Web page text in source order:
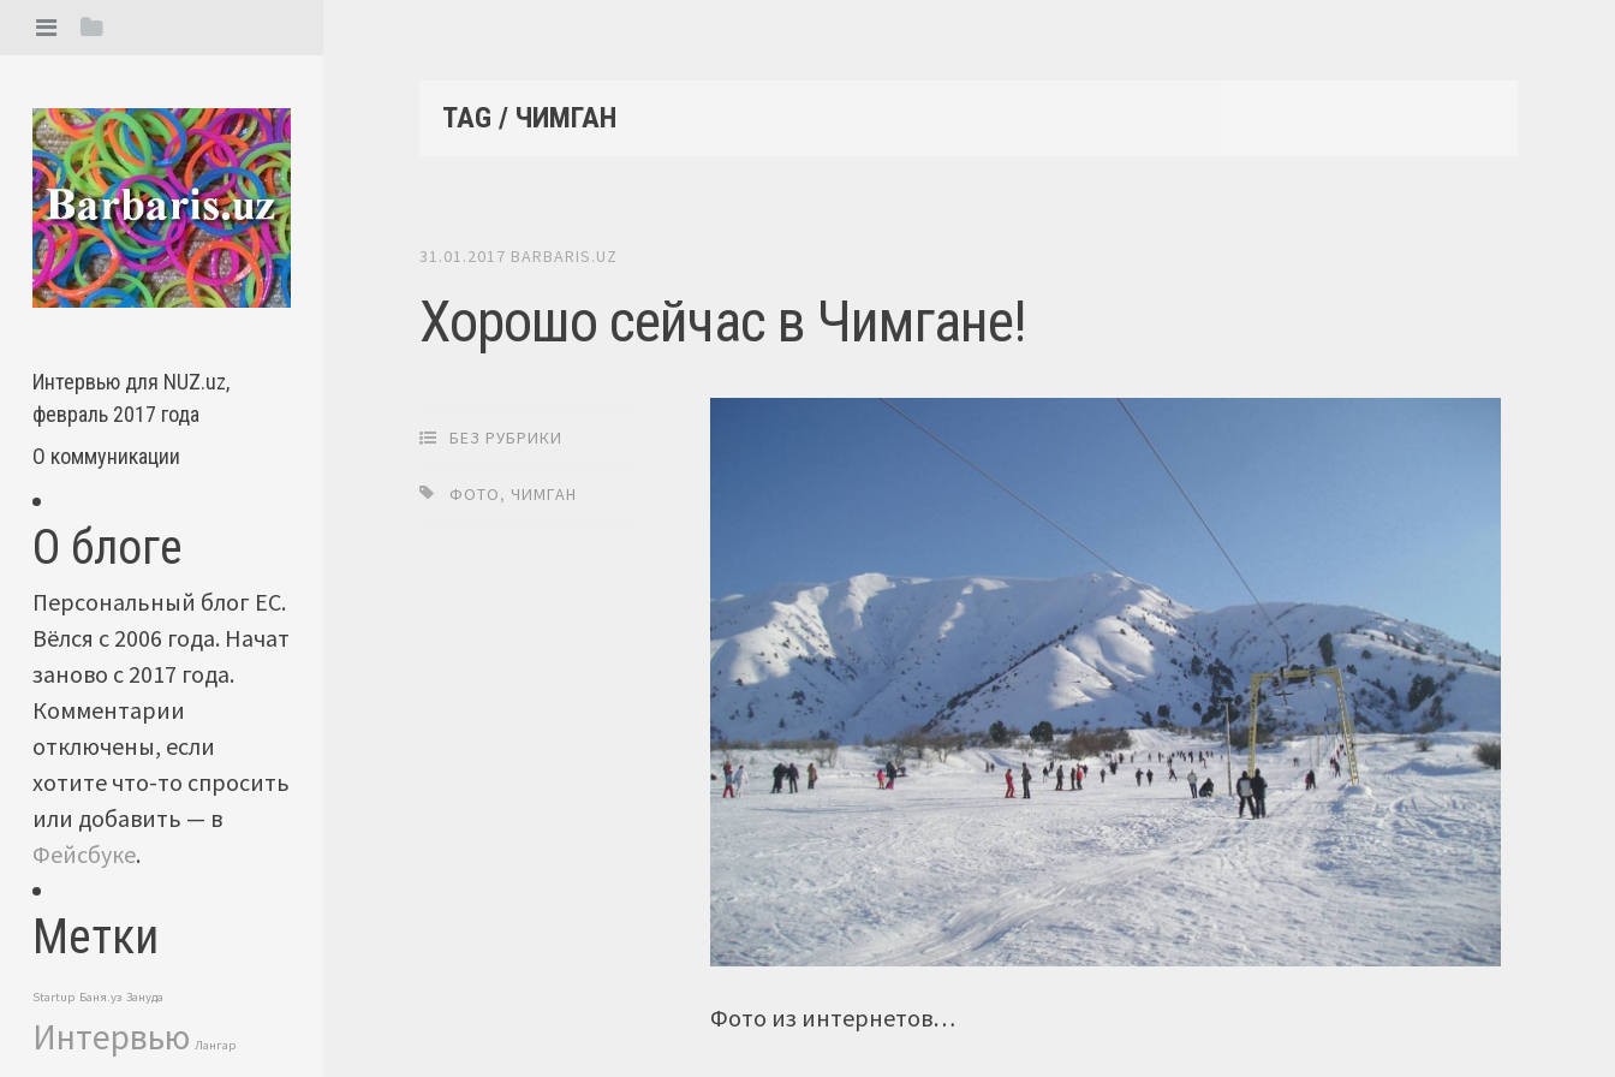
Интервью для NUZ.uz,
февраль 2017 года
О коммуникации
О блоге
Персональный блог ЕС.
Вёлся с 2006 года. Начат
заново с 2017 года.
Комментарии
отключены, если
хотите что-то спросить
или добавить — в
Фейсбуке.
Метки
Startup Баня.уз Зануда
Интервью Лангар
TAG / ЧИМГАН
31.01.2017 BARBARIS.UZ
Хорошо сейчас в Чимгане!
БЕЗ РУБРИКИ
ФОТО, ЧИМГАН
Фото из интернетов…